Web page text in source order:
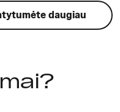
daugiau